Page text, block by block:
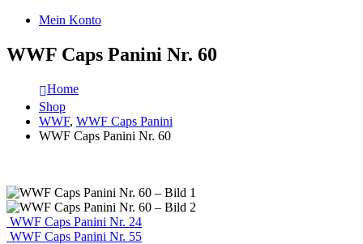
Mein Konto
WWF Caps Panini Nr. 60
Home
Shop
WWF, WWF Caps Panini
WWF Caps Panini Nr. 60
WWF Caps Panini Nr. 24
WWF Caps Panini Nr. 55